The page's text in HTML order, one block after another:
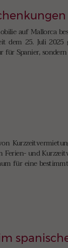
auf Mallorca
dem 25. Juli
für Spanier,
und
für eine